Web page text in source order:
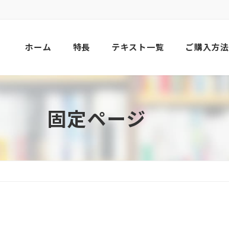
ホーム 特長 テキスト一覧 ご購入方法
固定ページ